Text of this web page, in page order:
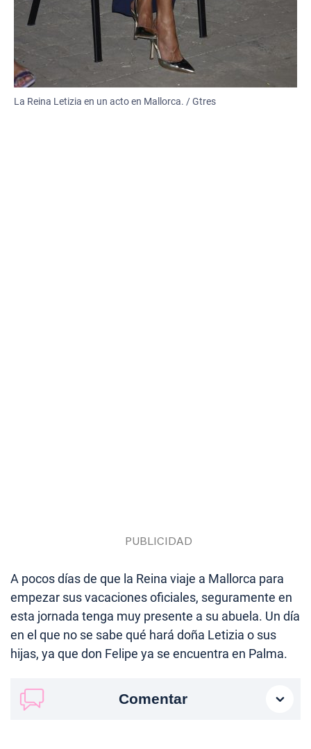
La Reina Letizia en un acto en Mallorca. / Gtres
A pocos días de que la Reina viaje a Mallorca para
empezar sus vacaciones oficiales, seguramente en
esta jornada tenga muy presente a su abuela. Un día
en el que no se sabe qué hará doña Letizia o sus
hijas, ya que don Felipe ya se encuentra en Palma.
Comentar